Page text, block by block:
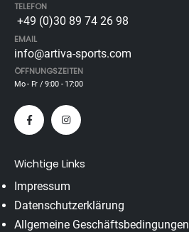
TELEFON
+49 (0)30 89 74 26 98
EMAIL
info@artiva-sports.com
ÖFFNUNGSZEITEN
Mo - Fr / 9:00 - 17:00
Wichtige Links
Impressum
Datenschutzerklärung
Allgemeine Geschäftsbedingungen